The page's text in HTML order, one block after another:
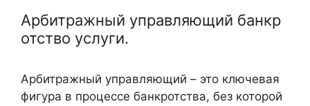
Арбитражный управляющий банкр
отство услуги.
Арбитражный управляющий – это ключевая
фигура в процессе банкротства, без которой